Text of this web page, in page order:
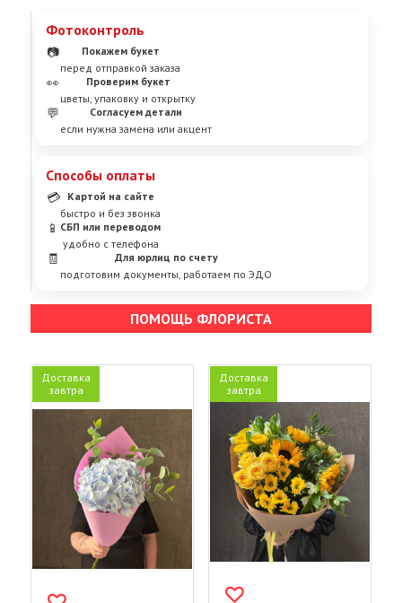
Фотоконтроль
📷
Покажем букет
перед отправкой заказа
👀
Проверим букет
цветы, упаковку и открытку
💬
Согласуем детали
если нужна замена или акцент
Способы оплаты
💳
Картой на сайте
быстро и без звонка
📱 СБП или переводом
удобно с телефона
🧾
Для юрлиц по счету
подготовим документы, работаем по ЭДО
ПОМОЩЬ ФЛОРИСТА
Доставка
завтра
Доставка
завтра